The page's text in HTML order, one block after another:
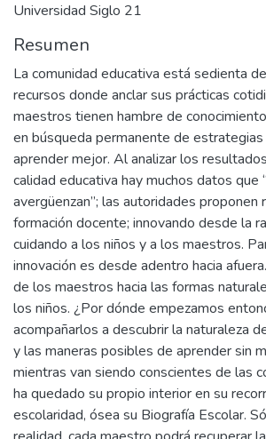
Universidad Siglo 21
Resumen
La comunidad educativa está sedienta
recursos donde anclar sus prácticas
maestros tienen hambre de
en búsqueda permanente de
aprender mejor. Al analizar los
calidad educativa hay muchos datos que
avergüenzan”; las autoridades proponen
formación docente; innovando desde la
cuidando a los niños y a los maestros.
innovación es desde adentro hacia
de los maestros hacia las formas
los niños. ¿Por dónde empezamos
acompañarlos a descubrir la naturaleza
y las maneras posibles de aprender sin
mientras van siendo conscientes de las
ha quedado su propio interior en su
escolaridad, ósea su Biografía Escolar.